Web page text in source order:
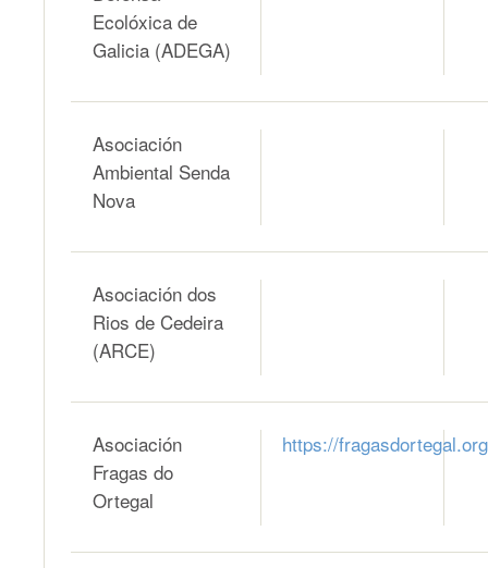
Ecolóxica de
Galicia (ADEGA)
Asociación
Ambiental Senda
Nova
Asociación dos
Rios de Cedeira
(ARCE)
Asociación
Fragas do
Ortegal
https://